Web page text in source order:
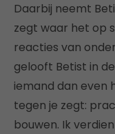
Daarbij neemt
zegt waar het op
reacties van
gelooft Betist in
iemand dan even
tegen je zegt:
bouwen. Ik